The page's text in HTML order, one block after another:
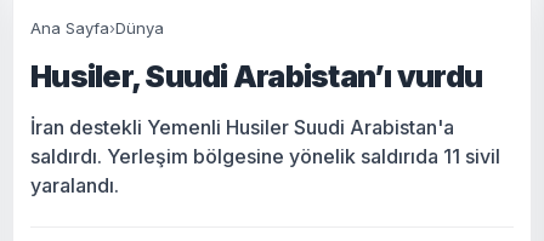
Ana Sayfa›Dünya
Husiler, Suudi Arabistan’ı vurdu
İran destekli Yemenli Husiler Suudi Arabistan'a
saldırdı. Yerleşim bölgesine yönelik saldırıda 11 sivil
yaralandı.